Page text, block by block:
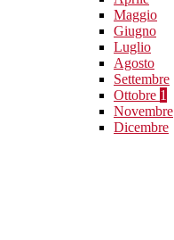
Maggio
Giugno
Luglio
Agosto
Settembre
Ottobre 1
Novembre
Dicembre